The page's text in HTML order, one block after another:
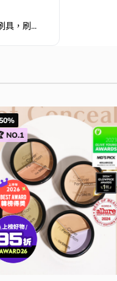
具，刷...
NO.1